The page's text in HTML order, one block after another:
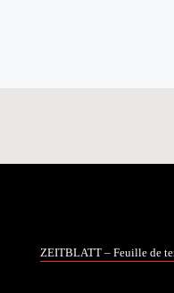
ZEITBLATT – Feuille de